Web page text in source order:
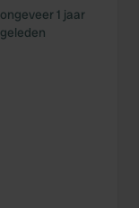
ongeveer 1 jaar
geleden